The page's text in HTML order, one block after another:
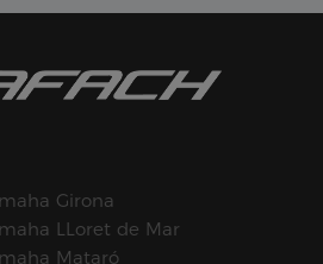
Girona
LLoret de Mar
Mataró